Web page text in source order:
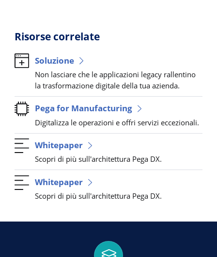
Risorse correlate
Soluzione
Non lasciare che le applicazioni legacy rallentino
la trasformazione digitale della tua azienda.
Pega for Manufacturing
Digitalizza le operazioni e offri servizi eccezionali.
Whitepaper
Scopri di più sull'architettura Pega DX.
Whitepaper
Scopri di più sull'architettura Pega DX.